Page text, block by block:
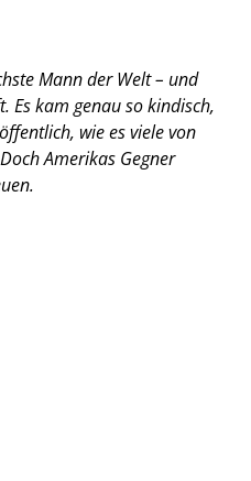
Mann der Welt – und
Es kam genau so kindisch,
wie es viele von
Amerikas Gegner